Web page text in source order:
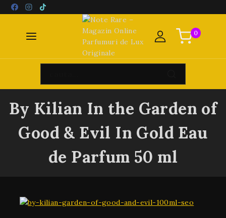
0
By Kilian In the Garden of
Good & Evil In Gold Eau
de Parfum 50 ml